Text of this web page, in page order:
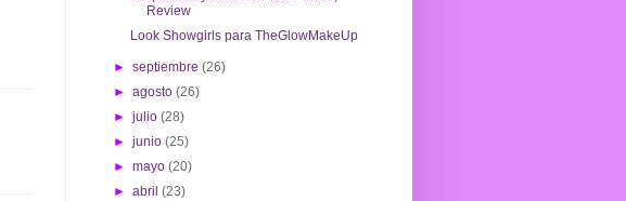
Review
Look Showgirls para TheGlowMakeUp
►septiembre(26)
►agosto(26)
►julio(28)
►junio(25)
►mayo(20)
►abril(23)